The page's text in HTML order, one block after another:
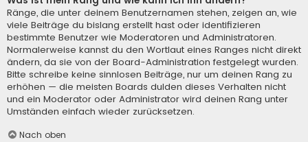
Ränge, die unter deinem Benutzernamen stehen, zeigen an, wie
viele Beiträge du bislang erstellt hast oder identifizieren
bestimmte Benutzer wie Moderatoren und Administratoren.
Normalerweise kannst du den Wortlaut eines Ranges nicht direkt
ändern, da sie von der Board-Administration festgelegt wurden.
Bitte schreibe keine sinnlosen Beiträge, nur um deinen Rang zu
erhöhen — die meisten Boards dulden dieses Verhalten nicht
und ein Moderator oder Administrator wird deinen Rang unter
Umständen einfach wieder zurücksetzen.
Nach oben